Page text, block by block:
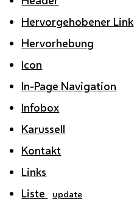
Hervorgehobener Link
Hervorhebung
Icon
In-Page Navigation
Infobox
Karussell
Kontakt
Links
Liste
update